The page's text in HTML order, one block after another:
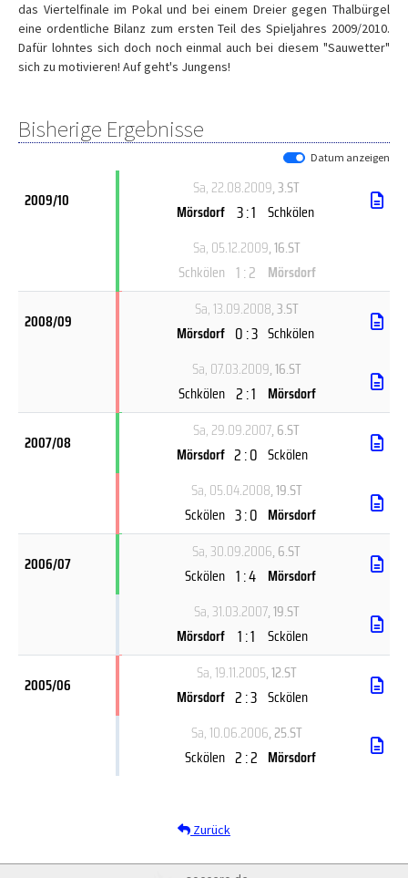
das Viertelfinale im Pokal und bei einem Dreier gegen Thalbürgel
eine ordentliche Bilanz zum ersten Teil des Spieljahres 2009/2010.
Dafür lohntes sich doch noch einmal auch bei diesem "Sauwetter"
sich zu motivieren! Auf geht's Jungens!
Bisherige Ergebnisse
Datum anzeigen
2009/10
Sa, 22.08.2009, 3.ST
Mörsdorf 3 : 1 Schkölen
Sa, 05.12.2009, 16.ST
Schkölen 1 : 2 Mörsdorf
2008/09
Sa, 13.09.2008, 3.ST
Mörsdorf 0 : 3 Schkölen
Sa, 07.03.2009, 16.ST
Schkölen 2 : 1 Mörsdorf
2007/08
Sa, 29.09.2007, 6.ST
Mörsdorf 2 : 0 Sckölen
Sa, 05.04.2008, 19.ST
Sckölen 3 : 0 Mörsdorf
2006/07
Sa, 30.09.2006, 6.ST
Sckölen 1 : 4 Mörsdorf
Sa, 31.03.2007, 19.ST
Mörsdorf 1 : 1 Sckölen
2005/06
Sa, 19.11.2005, 12.ST
Mörsdorf 2 : 3 Sckölen
Sa, 10.06.2006, 25.ST
Sckölen 2 : 2 Mörsdorf
Zurück